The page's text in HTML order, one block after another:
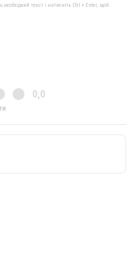
текст і натисніть Ctrl + Enter, щоб
0,0